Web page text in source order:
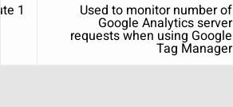
Used to monitor number of
Google Analytics server
requests when using Google
Tag Manager
1 minute